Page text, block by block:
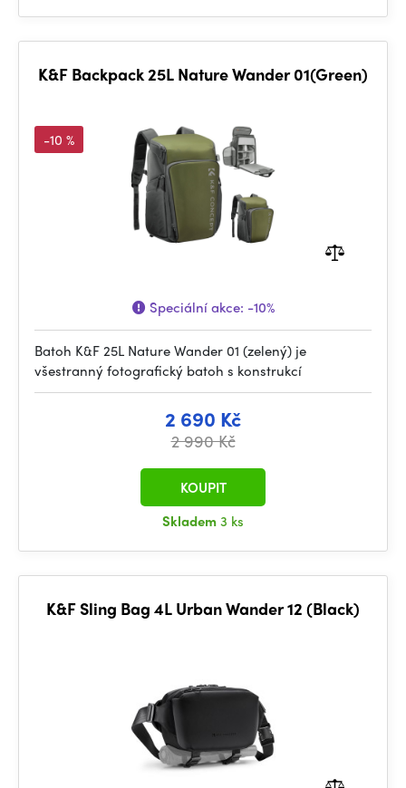
K&F Backpack 25L Nature Wander 01(Green)
-10 %
Speciální akce: -10%
Batoh K&F 25L Nature Wander 01 (zelený) je
všestranný fotografický batoh s konstrukcí
2 690 Kč
2 990 Kč
Skladem3 ks
KOUPIT
K&F Sling Bag 4L Urban Wander 12 (Black)